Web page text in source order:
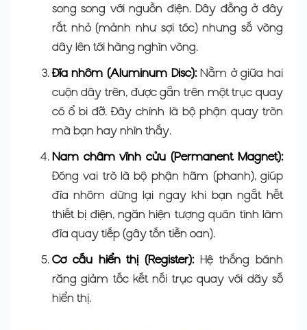
song song với nguồn điện. Dây đồng ở đây
rất nhỏ (mảnh như sợi tóc) nhưng số vòng
dây lên tới hàng nghìn vòng.
Đĩa nhôm (Aluminum Disc):Nằm ở giữa hai
cuộn dây trên, được gắn trên một trục quay
có ổ bi đỡ. Đây chính là bộ phận quay tròn
mà bạn hay nhìn thấy.
Nam châm vĩnh cửu (Permanent Magnet):
Đóng vai trò là bộ phận hãm (phanh), giúp
đĩa nhôm dừng lại ngay khi bạn ngắt hết
thiết bị điện, ngăn hiện tượng quán tính làm
đĩa quay tiếp (gây tốn tiền oan).
Cơ cấu hiển thị (Register):Hệ thống bánh
răng giảm tốc kết nối trục quay với dãy số
hiển thị.